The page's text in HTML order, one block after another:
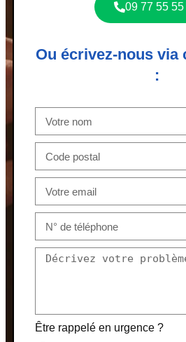
09 77 55 55
Ou écrivez-nous via
:
Être rappelé en urgence ?